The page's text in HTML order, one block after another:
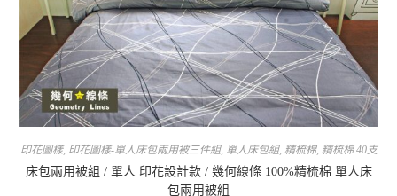
印花圖樣, 印花圖樣-單人床包兩用被三件組, 單人床包組, 精梳棉, 精梳棉 40支
床包兩用被組 / 單人 印花設計款 / 幾何線條 100%精梳棉 單人床
包兩用被組